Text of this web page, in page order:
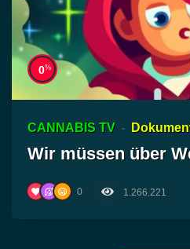
0%
CANNABIS TV
Wir müssen über
0 1.266.221